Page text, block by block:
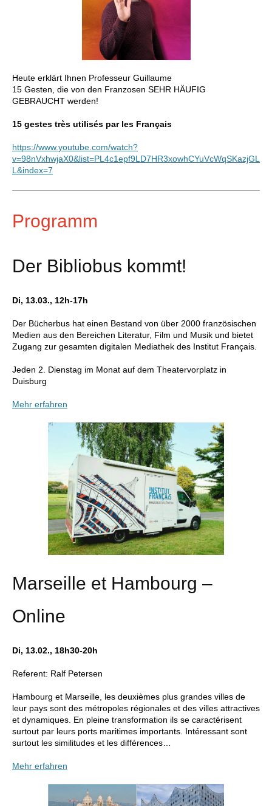
Heute erklärt Ihnen Professeur Guillaume
15 Gesten, die von den Franzosen SEHR HÄUFIG
GEBRAUCHT werden!
15 gestes très utilisés par les Français
https://www.youtube.com/watch?
v=98nVxhwjaX0&list=PL4c1epf9LD7HR3xowhCYuVcWqSKazjGL
L&index=7
Programm
Der Bibliobus kommt!
Di, 13.03., 12h-17h
Der Bücherbus hat einen Bestand von über 2000 französischen
Medien aus den Bereichen Literatur, Film und Musik und bietet
Zugang zur gesamten digitalen Mediathek des Institut Français.
Jeden 2. Dienstag im Monat auf dem Theatervorplatz in
Duisburg
Mehr erfahren
Marseille et Hambourg –
Online
Di, 13.02., 18h30-20h
Referent: Ralf Petersen
Hambourg et Marseille, les deuxièmes plus grandes villes de
leur pays sont des métropoles régionales et des villes attractives
et dynamiques. En pleine transformation ils se caractérisent
surtout par leurs ports maritimes importants. Intéressant sont
surtout les similitudes et les différences…
Mehr erfahren